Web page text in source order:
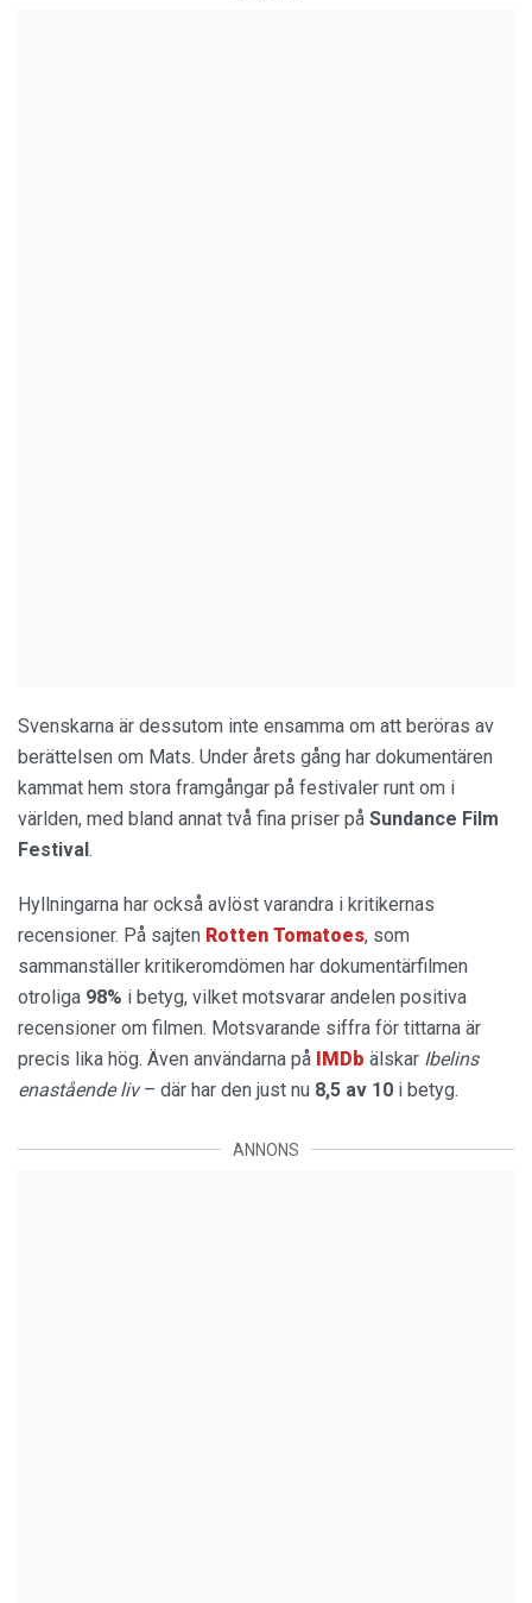
Svenskarna är dessutom inte ensamma om att beröras av
berättelsen om Mats. Under årets gång har dokumentären
kammat hem stora framgångar på festivaler runt om i
världen, med bland annat två fina priser på Sundance Film
Festival.
Hyllningarna har också avlöst varandra i kritikernas
recensioner. På sajten Rotten Tomatoes, som
sammanställer kritikeromdömen har dokumentärfilmen
otroliga 98% i betyg, vilket motsvarar andelen positiva
recensioner om filmen. Motsvarande siffra för tittarna är
precis lika hög. Även användarna på IMDb älskar Ibelins
enastående liv– där har den just nu 8,5 av 10 i betyg.
ANNONS